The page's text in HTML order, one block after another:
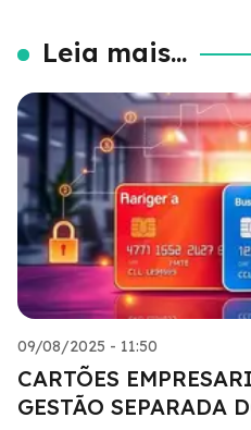
Leia mais...
09/08/2025 - 11:50
CARTÕES
GESTÃO SEPARADA